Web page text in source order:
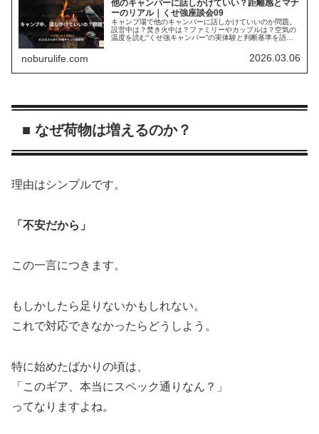
他のキャンパーに話しかけていい？距離感とマナ
ーのリアル｜くせ強座談会09
キャンプ場で他のキャンパーに話しかけていいのか問題。
設営中は？焚き火中は？ファミリーやカップルは？空気の
温度を読む“くせ強キャンパー”の実体験と判断基準を語り
noburulife.com 2026.03.06
■ なぜ荷物は増えるのか？
理由はシンプルです。
「不安だから」
この一言につきます。
もしかしたら足りないかもしれない。
これで対応できなかったらどうしよう。
特に始めたばかりの頃は、
「このギア、本当にスペック通りなん？」
ってなりますよね。